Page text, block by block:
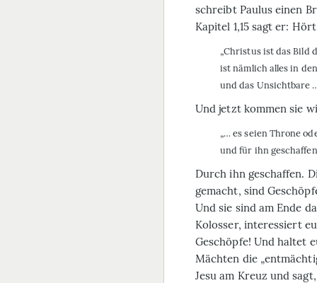
schreibt Paulus einen
Kapitel 1,15 sagt er:
„Christus ist das Bild
ist nämlich alles in
und das Unsichtbare
Und jetzt kommen sie
„… es seien Throne
und für ihn
Durch ihn geschaffen.
gemacht, sind
Und sie sind am Ende
Kolosser, interessiert
Geschöpfe! Und haltet
Mächten die
Jesu am Kreuz und